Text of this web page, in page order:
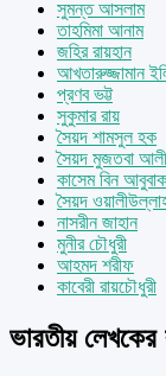
সুমন্ত আসলাম
তাহমিমা আনাম
জহির রায়হান
আখতারুজ্জামান
প্রণব ভট্ট
সুকুমার রায়
সৈয়দ শামসুল হক
সৈয়দ মুজতবা আলী
কাসেম বিন
সৈয়দ
নাসরীন জাহান
মুনীর চৌধুরী
আহমদ শরীফ
কাবেরী রায়চৌধুরী
ভারতীয়